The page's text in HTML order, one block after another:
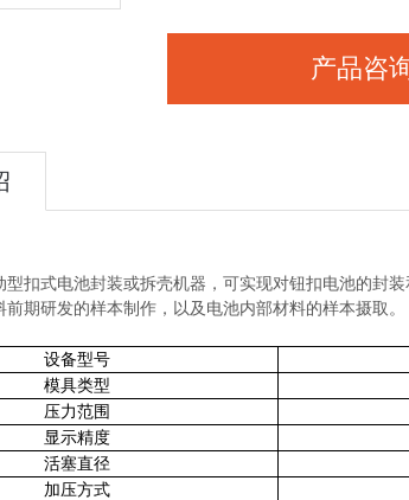
产品咨
型扣式电池封装或拆壳机器，可实现对钮扣电池的封
前期研发的样本制作，以及电池内部材料的样本摄取。
设备型号
模具类型
压力范围
显示精度
活塞直径
加压方式